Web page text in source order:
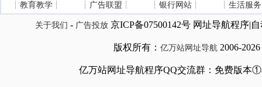
┊ 教育教学 ┊ ┊ 广告联盟 ┊ ┊ 银行网站 ┊ ┊ 生活服务
关于我们 - 广告投放京ICP备07500142号 网址导航程序|
版权所有： 亿万站网址导航 2006-2026
亿万站网址导航程序QQ交流群：免费版本